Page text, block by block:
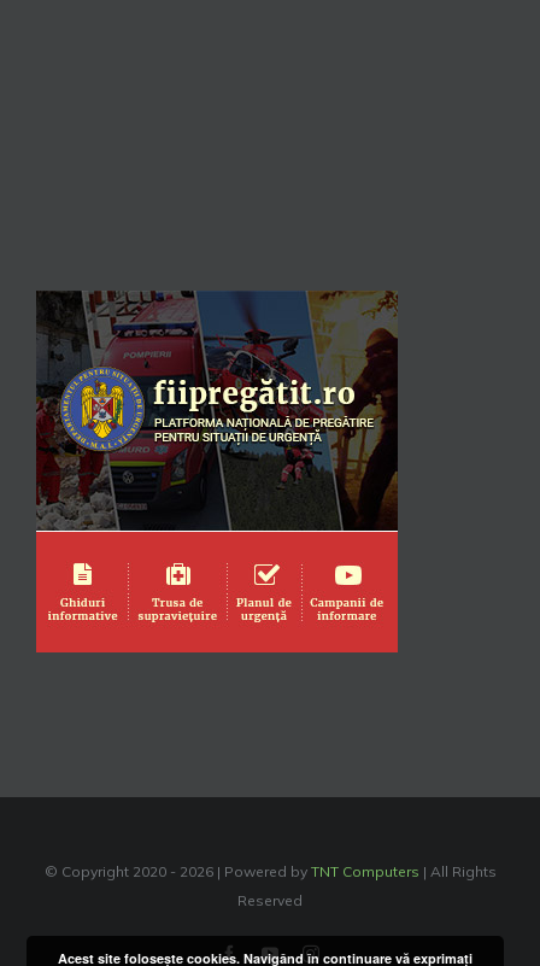
© Copyright 2020 - 2026 | Powered by TNT Computers | All Rights
Reserved
FacebookYouTubeInstagram
Acest site foloseşte cookies. Navigând în continuare vă exprimaţi